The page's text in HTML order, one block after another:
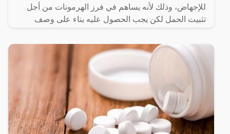
للإجهاض، وذلك لأنه يساهم في فرز الهرمونات من أجل
تثبيت الحمل لكن يجب الحصول عليه بناء على وصف